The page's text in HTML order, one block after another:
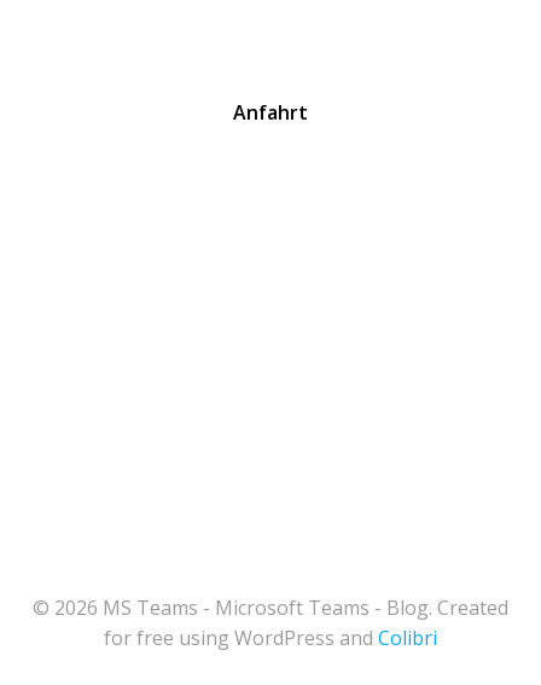
Anfahrt
© 2026 MS Teams - Microsoft Teams - Blog. Created
for free using WordPress and Colibri